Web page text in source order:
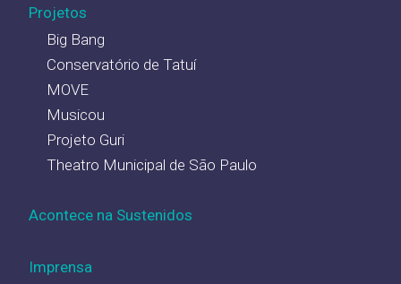
Projetos
Big Bang
Conservatório de Tatuí
MOVE
Musicou
Projeto Guri
Theatro Municipal de São Paulo
Acontece na Sustenidos
Imprensa